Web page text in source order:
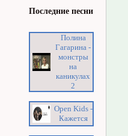
Последние песни
Полина
Гагарина -
монстры
на
каникулах
2
Open Kids -
Кажется